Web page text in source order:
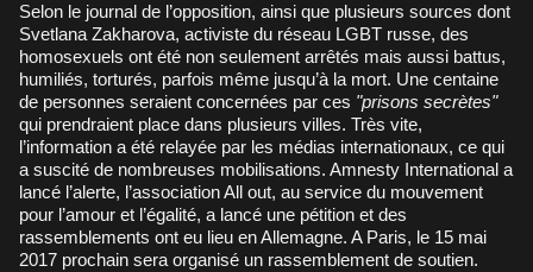
Selon le journal de l’opposition, ainsi que plusieurs sources dont
Svetlana Zakharova, activiste du réseau LGBT russe, des
homosexuels ont été non seulement arrêtés mais aussi battus,
humiliés, torturés, parfois même jusqu’à la mort. Une centaine
de personnes seraient concernées par ces "prisons secrètes"
qui prendraient place dans plusieurs villes. Très vite,
l’information a été relayée par les médias internationaux, ce qui
a suscité de nombreuses mobilisations. Amnesty International a
lancé l’alerte, l’association All out, au service du mouvement
pour l’amour et l’égalité, a lancé une pétition et des
rassemblements ont eu lieu en Allemagne. A Paris, le 15 mai
2017 prochain sera organisé un rassemblement de soutien.